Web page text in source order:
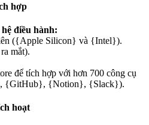
hợp
điều hành:
({Apple Silicon} và {Intel}).
mắt).
để tích hợp với hơn 700 công cụ
{GitHub}, {Notion}, {Slack}).
hoạt